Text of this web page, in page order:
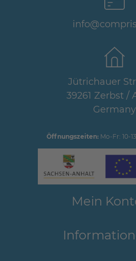
Jütrichauer
39261 Zerbst /
Germany
Öffnungszeiten:Mo-Fr: 10-
Mein